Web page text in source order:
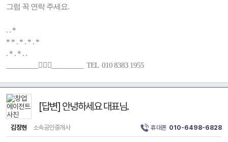
그럼 꼭 연락 주세요.
. . *
* * . * . * . *
. * . * . .
_________🚶🏻‍♂️_________ TEL 010 8383 1955
[답변] 안녕하세요 대표님.
김장현 소속공인중개사 휴대폰 010-6498-6828